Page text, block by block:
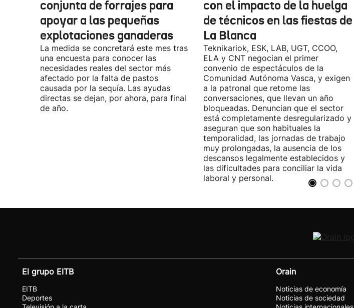
conjunta de forrajes para
apoyar a las pequeñas
explotaciones ganaderas
La medida se concretará este mes tras
una encuesta para conocer las
necesidades reales del sector más
afectado por la falta de pastos
causada por la sequía. Las ayudas
directas se dejan, por ahora, para final
de año.
con el impacto de la huelga
de técnicos en las fiestas de
La Blanca
Teknikariok, ESK, LAB, UGT, CCOO,
ELA y CNT negocian el primer
convenio de espectáculos de la
Comunidad Autónoma Vasca, y exigen
a la patronal que retome las
conversaciones, que llevan un año
bloqueadas. Denuncian que el sector
está completamente desregularizado y
aseguran que son habituales la
temporalidad, las jornadas de trabajo
muy prolongadas, la ausencia de los
descansos legalmente establecidos y
las dificultades para conciliar la vida
laboral y personal.
El grupo EITB
EITB
Deportes
Orain
Noticias de economía
Noticias de sociedad